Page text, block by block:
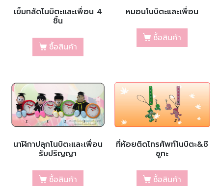
เข็มกลัดโนบิตะและเพื่อน 4
ชิ้น
ซื้อสินค้า
หมอนโนบิตะและเพื่อน
ซื้อสินค้า
นาฬิกาปลุกโนบิตะและเพื่อน
รับปริญญา
ซื้อสินค้า
ที่ห้อยติดโทรศัพท์โนบิตะ&ชิ
ซูกะ
ซื้อสินค้า